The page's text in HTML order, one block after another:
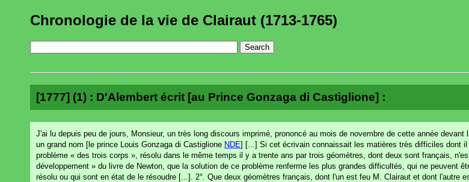
Chronologie de la vie de Clairaut (1713-1765)
[1777] (1) : D'Alembert écrit [au Prince Gonzaga di Castiglione] :
J'ai lu depuis peu de jours, Monsieur, un très long discours imprimé, prononcé au mois de novembre de cette année
un grand nom [le prince Louis Gonzaga di Castiglione NDE] [...] Si cet écrivain connaissait les matières très difficiles dont
problème « des trois corps », résolu dans le même temps il y a trente ans par trois géomètres, dont deux sont français,
développement » du livre de Newton, que la solution de ce problème renferme les plus grandes difficultés, qui ne peuvent
résolu ou qui sont en état de le résoudre [...]. 2°. Que deux géomètres français, dont l'un est feu M. Clairaut et dont l'autre